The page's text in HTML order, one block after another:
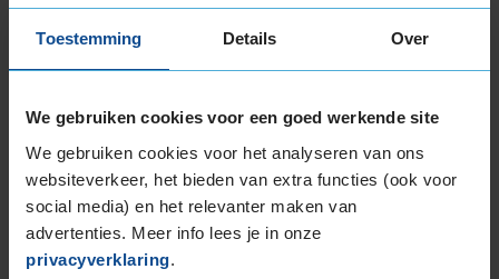
Toestemming Details Over
We gebruiken cookies voor een goed werkende site
We gebruiken cookies voor het analyseren van ons
websiteverkeer, het bieden van extra functies (ook voor
social media) en het relevanter maken van
advertenties. Meer info lees je in onze
privacyverklaring.
215/55R17 98V EXTRALOAD
215/65R17 99H
225/45R17 91H RUNFLAT
225/45R17 91H RUNFLAT
225/45R17 94H EXTRALOAD
225/45R17 94V EXTRALOAD
225/50R17 94H
225/50R17 94H RUNFLAT